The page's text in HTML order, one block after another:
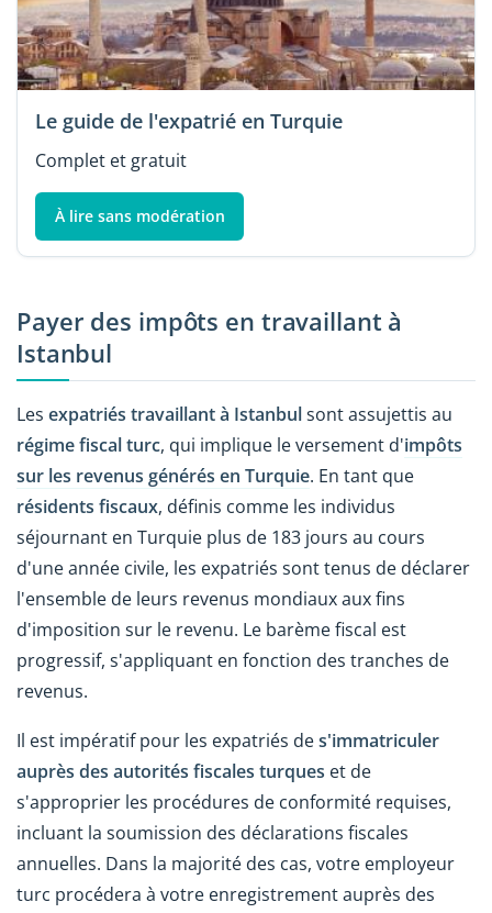
Le guide de l'expatrié en Turquie
Complet et gratuit
À lire sans modération
Payer des impôts en travaillant à
Istanbul
Les expatriés travaillant à Istanbulsont assujettis au
régime fiscal turc, qui implique le versement d'impôts
sur les revenus générés en Turquie. En tant que
résidents fiscaux, définis comme les individus
séjournant en Turquie plus de 183 jours au cours
d'une année civile, les expatriés sont tenus de déclarer
l'ensemble de leurs revenus mondiaux aux fins
d'imposition sur le revenu. Le barème fiscal est
progressif, s'appliquant en fonction des tranches de
revenus.
Il est impératif pour les expatriés des'immatriculer
auprès des autorités fiscales turques et de
s'approprier les procédures de conformité requises,
incluant la soumission des déclarations fiscales
annuelles. Dans la majorité des cas, votre employeur
turc procédera à votre enregistrement auprès des